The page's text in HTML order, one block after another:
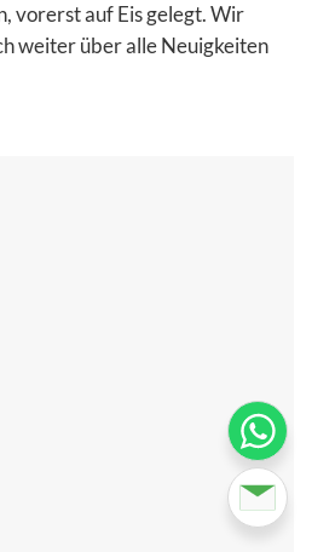
vorerst auf Eis gelegt. Wir
weiter über alle Neuigkeiten